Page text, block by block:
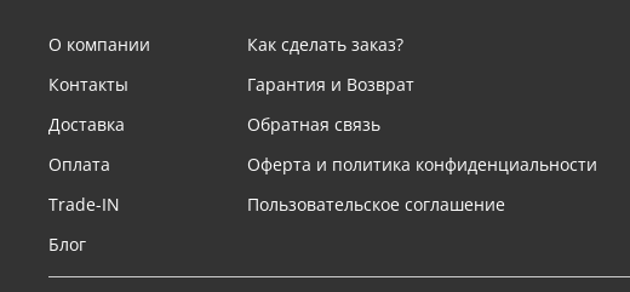
О компании
Контакты
Доставка
Оплата
Trade-IN
Блог
Как сделать заказ?
Гарантия и Возврат
Обратная связь
Оферта и политика конфиденциальности
Пользовательское соглашение